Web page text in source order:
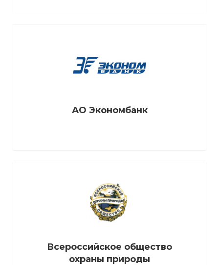
АО Экономбанк
Всероссийское общество
охраны природы